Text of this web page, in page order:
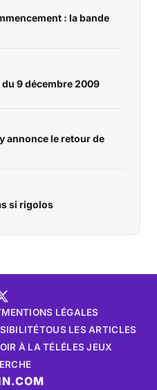
: la bande
9 décembre 2009
annonce le retour de
si rigolos
MENTIONS LÉGALES
TOUS LES ARTICLES
À LA TÉLÉLES JEUX